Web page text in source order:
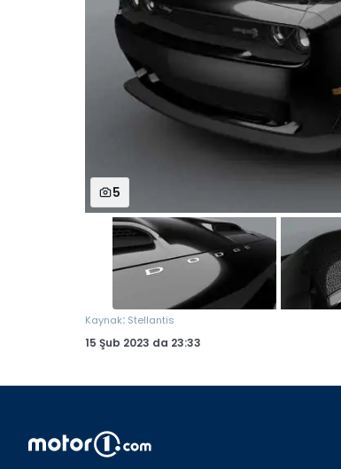
5
Kaynak: Stellantis
15 Şub 2023 da 23:33